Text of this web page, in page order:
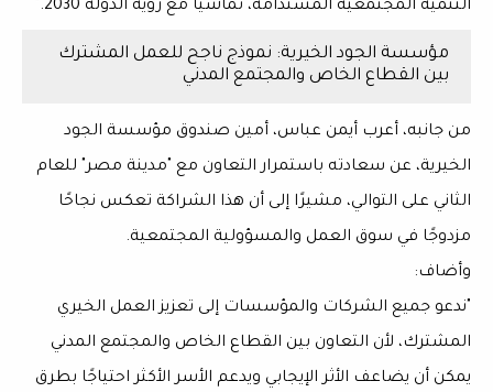
التنمية المجتمعية المستدامة، تماشيًا مع رؤية الدولة 2030."
مؤسسة الجود الخيرية: نموذج ناجح للعمل المشترك
بين القطاع الخاص والمجتمع المدني
من جانبه، أعرب أيمن عباس، أمين صندوق مؤسسة الجود
الخيرية، عن سعادته باستمرار التعاون مع "مدينة مصر" للعام
الثاني على التوالي، مشيرًا إلى أن هذا الشراكة تعكس نجاحًا
مزدوجًا في سوق العمل والمسؤولية المجتمعية.
وأضاف:
"ندعو جميع الشركات والمؤسسات إلى تعزيز العمل الخيري
المشترك، لأن التعاون بين القطاع الخاص والمجتمع المدني
يمكن أن يضاعف الأثر الإيجابي ويدعم الأسر الأكثر احتياجًا بطرق